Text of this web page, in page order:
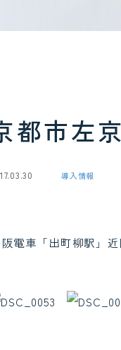
都市左
導入情報
電車「出町柳駅」